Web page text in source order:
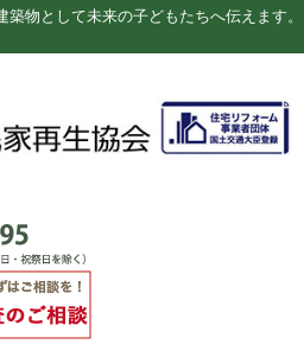
物として未来の子どもたちへ伝えます。